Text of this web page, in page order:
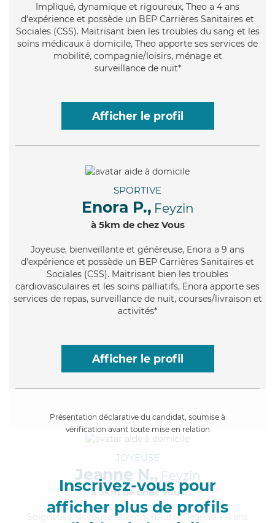
Impliqué, dynamique et rigoureux, Theo a 4 ans
d'expérience et possède un BEP Carrières Sanitaires et
Sociales (CSS). Maitrisant bien les troubles du sang et les
soins médicaux à domicile, Theo apporte ses services de
mobilité, compagnie/loisirs, ménage et
surveillance de nuit*
Afficher le profil
SPORTIVE
Enora P., Feyzin
à 5km de chez Vous
Joyeuse, bienveillante et généreuse, Enora a 9 ans
d'expérience et possède un BEP Carrières Sanitaires et
Sociales (CSS). Maitrisant bien les troubles
cardiovasculaires et les soins palliatifs, Enora apporte ses
services de repas, surveillance de nuit, courses/livraison et
activités*
Afficher le profil
Présentation déclarative du candidat, soumise à
vérification avant toute mise en relation
Inscrivez-vous pour
afficher plus de profils
JOYEUSE
Jeanne N., Feyzin
à 5km de chez Vous
, dévouée et enthousiaste, Jeanne a 4 ans